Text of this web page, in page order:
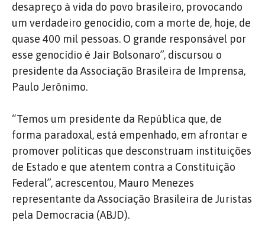
desapreço à vida do povo brasileiro, provocando
um verdadeiro genocídio, com a morte de, hoje, de
quase 400 mil pessoas. O grande responsável por
esse genocídio é Jair Bolsonaro”, discursou o
presidente da Associação Brasileira de Imprensa,
Paulo Jerônimo.
“Temos um presidente da República que, de
forma paradoxal, está empenhado, em afrontar e
promover políticas que desconstruam instituições
de Estado e que atentem contra a Constituição
Federal”, acrescentou, Mauro Menezes
representante da Associação Brasileira de Juristas
pela Democracia (ABJD).